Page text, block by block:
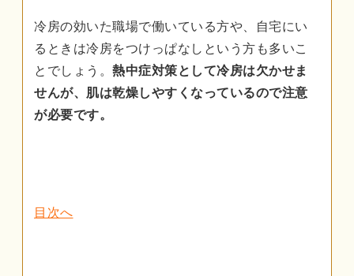
冷房の効いた職場で働いている方や、自宅にい
るときは冷房をつけっぱなしという方も多いこ
とでしょう。 熱中症対策として冷房は欠かせま
せんが、肌は乾燥しやすくなっているので注意
が必要です。
目次へ